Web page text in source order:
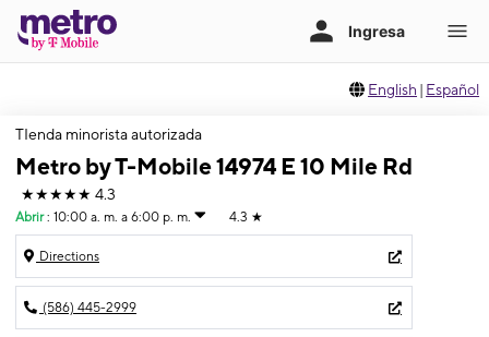
English | Español
TIenda minorista autorizada
Metro by T-Mobile 14974 E 10 Mile Rd
★★★★★ 4.3
Abrir : 10:00 a. m. a 6:00 p. m. 4.3 ★
Directions
(586) 445-2999